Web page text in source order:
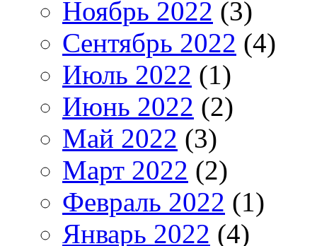
Ноябрь 2022 (3)
Сентябрь 2022 (4)
Июль 2022 (1)
Июнь 2022 (2)
Май 2022 (3)
Март 2022 (2)
Февраль 2022 (1)
Январь 2022 (4)